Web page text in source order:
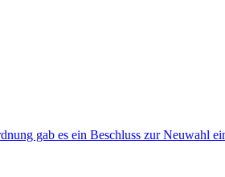
gab es ein Beschluss zur Neuwahl